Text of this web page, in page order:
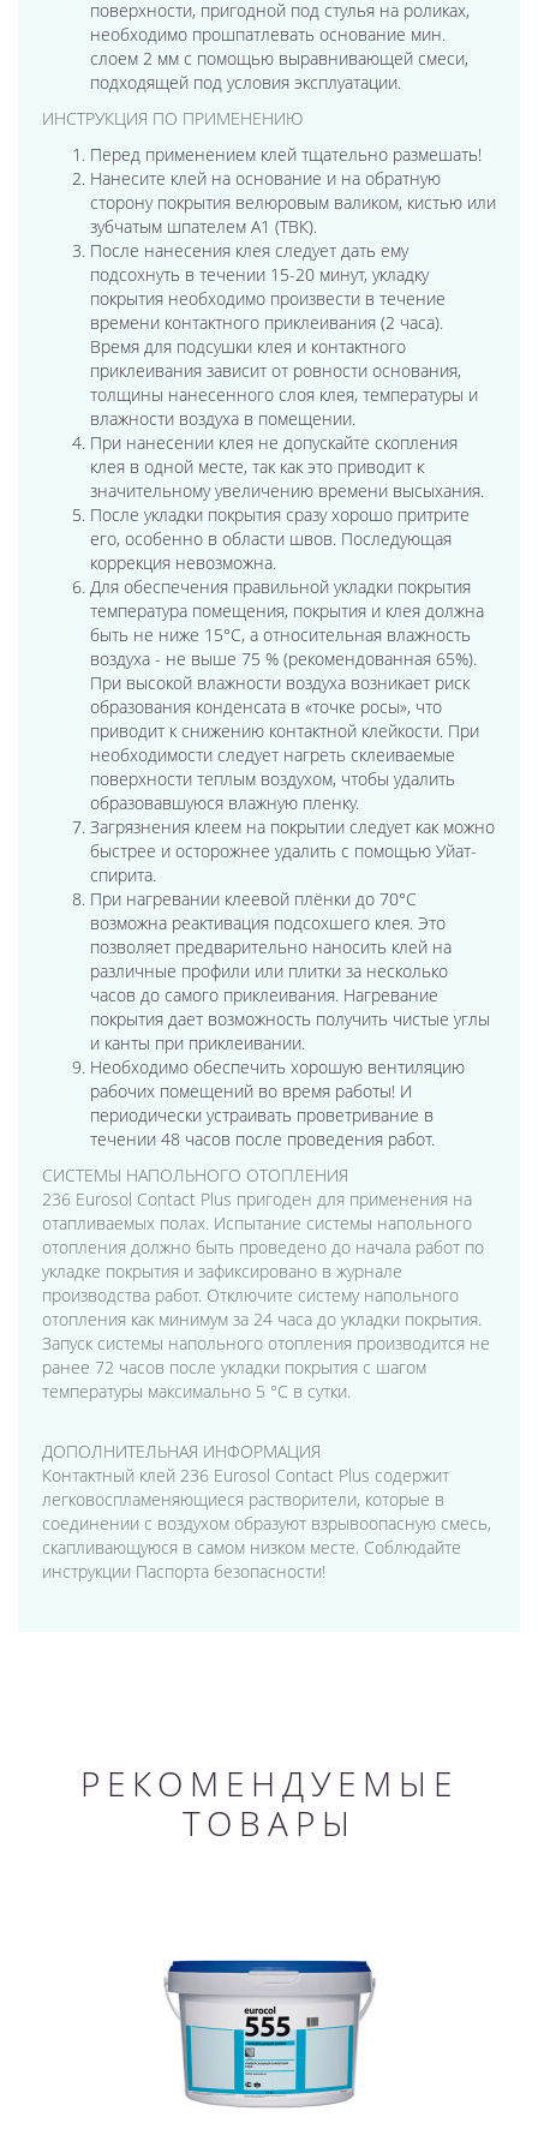
поверхности, пригодной под стулья на роликах,
необходимо прошпатлевать основание мин.
слоем 2 мм с помощью выравнивающей смеси,
подходящей под условия эксплуатации.
ИНСТРУКЦИЯ ПО ПРИМЕНЕНИЮ
Перед применением клей тщательно размешать!
Нанесите клей на основание и на обратную
сторону покрытия велюровым валиком, кистью или
зубчатым шпателем А1 (ТВК).
После нанесения клея следует дать ему
подсохнуть в течении 15-20 минут, укладку
покрытия необходимо произвести в течение
времени контактного приклеивания (2 часа).
Время для подсушки клея и контактного
приклеивания зависит от ровности основания,
толщины нанесенного слоя клея, температуры и
влажности воздуха в помещении.
При нанесении клея не допускайте скопления
клея в одной месте, так как это приводит к
значительному увеличению времени высыхания.
После укладки покрытия сразу хорошо притрите
его, особенно в области швов. Последующая
коррекция невозможна.
Для обеспечения правильной укладки покрытия
температура помещения, покрытия и клея должна
быть не ниже 15°C, а относительная влажность
воздуха - не выше 75 % (рекомендованная 65%).
При высокой влажности воздуха возникает риск
образования конденсата в «точке росы», что
приводит к снижению контактной клейкости. При
необходимости следует нагреть склеиваемые
поверхности теплым воздухом, чтобы удалить
образовавшуюся влажную пленку.
Загрязнения клеем на покрытии следует как можно
быстрее и осторожнее удалить с помощью Уйат-
спирита.
При нагревании клеевой плёнки до 70°C
возможна реактивация подсохшего клея. Это
позволяет предварительно наносить клей на
различные профили или плитки за несколько
часов до самого приклеивания. Нагревание
покрытия дает возможность получить чистые углы
и канты при приклеивании.
Необходимо обеспечить хорошую вентиляцию
рабочих помещений во время работы! И
периодически устраивать проветривание в
течении 48 часов после проведения работ.
СИСТЕМЫ НАПОЛЬНОГО ОТОПЛЕНИЯ
236 Eurosol Contact Plus пригоден для применения на
отапливаемых полах. Испытание системы напольного
отопления должно быть проведено до начала работ по
укладке покрытия и зафиксировано в журнале
производства работ. Отключите систему напольного
отопления как минимум за 24 часа до укладки покрытия.
Запуск системы напольного отопления производится не
ранее 72 часов после укладки покрытия с шагом
температуры максимально 5 °C в сутки.
ДОПОЛНИТЕЛЬНАЯ ИНФОРМАЦИЯ
Контактный клей 236 Eurosol Contact Plus содержит
легковоспламеняющиеся растворители, которые в
соединении с воздухом образуют взрывоопасную смесь,
скапливающуюся в самом низком месте. Соблюдайте
инструкции Паспорта безопасности!
РЕКОМЕНДУЕМЫЕ
ТОВАРЫ